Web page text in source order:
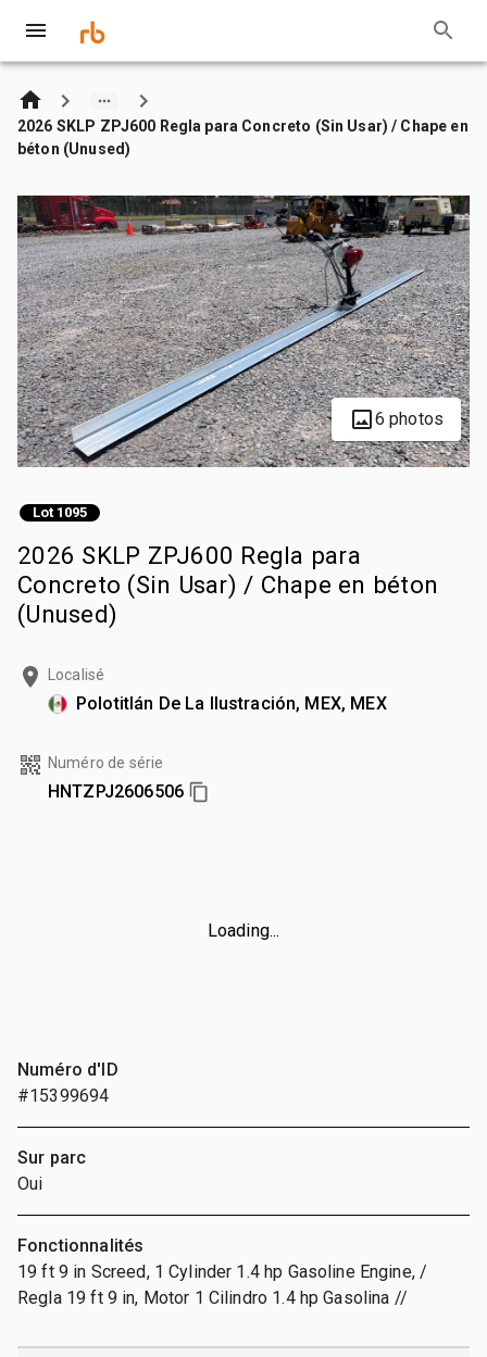
2026 SKLP ZPJ600 Regla para Concreto (Sin Usar) / Chape en
béton (Unused)
6 photos
Lot 1095
2026 SKLP ZPJ600 Regla para
Concreto (Sin Usar) / Chape en béton
(Unused)
Localisé
Polotitlán De La Ilustración, MEX, MEX
Numéro de série
HNTZPJ2606506
Loading...
Numéro d'ID
#15399694
Sur parc
Oui
Fonctionnalités
19 ft 9 in Screed, 1 Cylinder 1.4 hp Gasoline Engine, /
Regla 19 ft 9 in, Motor 1 Cilindro 1.4 hp Gasolina //